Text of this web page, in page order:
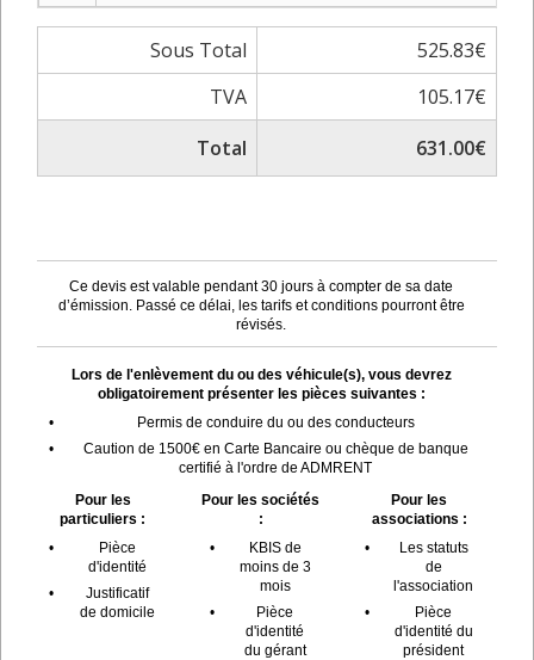
Sous Total
525.83€
TVA
105.17€
Total
631.00€
Ce devis est valable pendant 30 jours à compter de sa date
d’émission. Passé ce délai, les tarifs et conditions pourront être
révisés.
Lors de l'enlèvement du ou des véhicule(s), vous devrez
obligatoirement présenter les pièces suivantes :
•
Permis de conduire du ou des conducteurs
•
Caution de 1500€ en Carte Bancaire ou chèque de banque
certifié à l'ordre de ADMRENT
Pour les
particuliers :
•
Pièce
d'identité
•
Justificatif
de domicile
Pour les sociétés
:
•
KBIS de
moins de 3
mois
•
Pièce
d'identité
du gérant
Pour les
associations :
•
Les statuts
de
l'association
•
Pièce
d'identité du
président